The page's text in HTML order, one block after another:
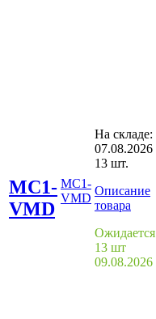
MC1-
VMD
MC1-
VMD
На складе:
07.08.2026
13 шт.
Описание
товара
Ожидается
13 шт
09.08.2026